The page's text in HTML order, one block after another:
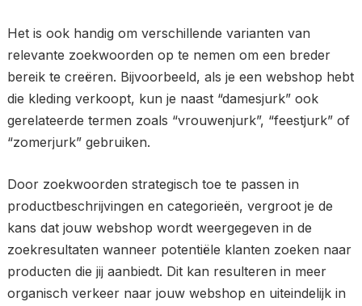
Het is ook handig om verschillende varianten van
relevante zoekwoorden op te nemen om een breder
bereik te creëren. Bijvoorbeeld, als je een webshop hebt
die kleding verkoopt, kun je naast “damesjurk” ook
gerelateerde termen zoals “vrouwenjurk”, “feestjurk” of
“zomerjurk” gebruiken.
Door zoekwoorden strategisch toe te passen in
productbeschrijvingen en categorieën, vergroot je de
kans dat jouw webshop wordt weergegeven in de
zoekresultaten wanneer potentiële klanten zoeken naar
producten die jij aanbiedt. Dit kan resulteren in meer
organisch verkeer naar jouw webshop en uiteindelijk in